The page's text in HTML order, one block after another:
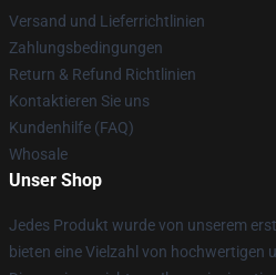
Versand und Lieferrichtlinien
Zahlungsbedingungen
Return & Refund Richtlinien
Kontaktieren Sie uns
Kundenhilfe (FAQ)
Whosale
Unser Shop
Jedes Produkt wurde von unserem
bieten eine Vielzahl von hochwertigen